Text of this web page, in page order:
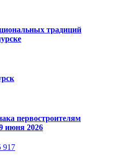
традиций
первостроителям
июня 2026